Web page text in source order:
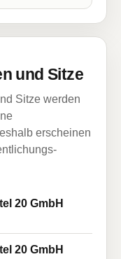
und Sitze
Sitze werden
erscheinen
20 GmbH
20 GmbH